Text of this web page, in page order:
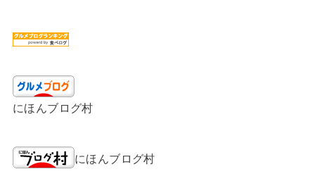
にほんブログ村
にほんブログ村